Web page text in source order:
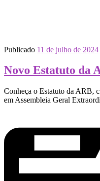
Publicado 11 de julho de 2024
Novo Estatuto da
Conheça o Estatuto da ARB,
em Assembleia Geral